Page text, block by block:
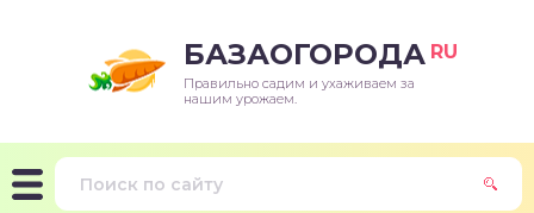
БАЗАОГОРОДА RU
Правильно садим и ухаживаем за
нашим урожаем.